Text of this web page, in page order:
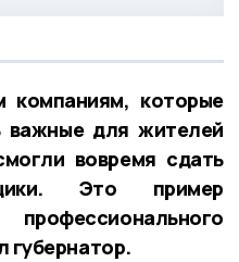
компаниям, которые
важные для жителей
вовремя сдать
Это пример
губернатор.